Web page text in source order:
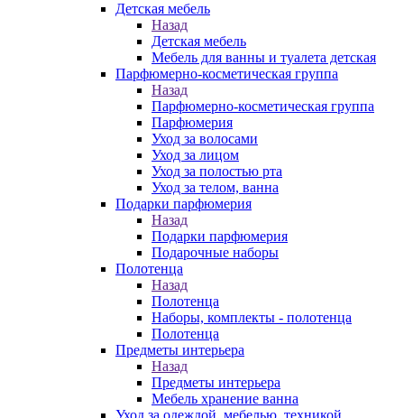
Детская мебель
Назад
Детская мебель
Мебель для ванны и туалета детская
Парфюмерно-косметическая группа
Назад
Парфюмерно-косметическая группа
Парфюмерия
Уход за волосами
Уход за лицом
Уход за полостью рта
Уход за телом, ванна
Подарки парфюмерия
Назад
Подарки парфюмерия
Подарочные наборы
Полотенца
Назад
Полотенца
Наборы, комплекты - полотенца
Полотенца
Предметы интерьера
Назад
Предметы интерьера
Мебель хранение ванна
Уход за одеждой, мебелью, техникой